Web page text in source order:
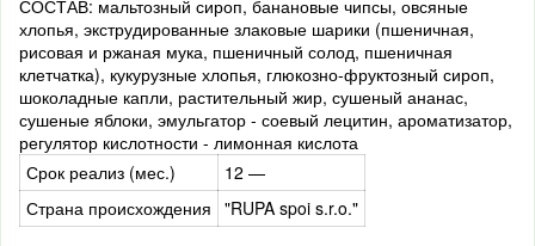
СОСТАВ: мальтозный сироп, банановые чипсы, овсяные
хлопья, экструдированные злаковые шарики (пшеничная,
рисовая и ржаная мука, пшеничный солод, пшеничная
клетчатка), кукурузные хлопья, глюкозно-фруктозный сироп,
шоколадные капли, растительный жир, сушеный ананас,
сушеные яблоки, эмульгатор - соевый лецитин, ароматизатор,
регулятор кислотности - лимонная кислота
Срок реализ (мес.)
12 —
Страна происхождения "RUPA spoi s.r.o."